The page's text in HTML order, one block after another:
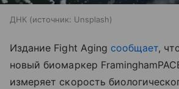
ДНК источник: Unsplash
Издание Fight Aging сообщает,
новый биомаркер
измеряет скорость